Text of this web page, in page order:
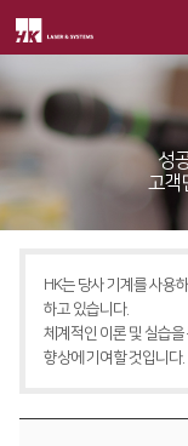
회사소개
CEO
회사연혁
CI소개
가치경영∨
제품소개
FL3015
RS3015
트레이닝 ∨
교육일정
성
고객
HK는 당사 기계를 사용
하고 있습니다.
체계적인 이론 및 실습
향상에 기여할 것입니다.